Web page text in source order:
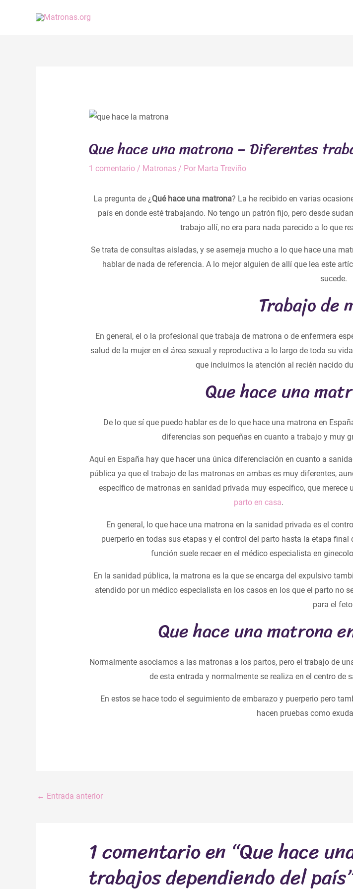
Que hace una matrona – Diferentes
1 comentario / Matronas/ Por Marta Treviño
La pregunta de ¿ Qué hace una matrona? La he recibido en varias
país en donde esté trabajando. No tengo un patrón fijo, pero desde
trabajo allí, no era para nada parecido a lo que
Se trata de consultas aisladas, y se asemeja mucho a lo que hace una
hablar de nada de referencia. A lo mejor alguien de allí que lea este
sucede.
Trabajo de
En general, el o la profesional que trabaja de matrona o de enfermera
salud de la mujer en el área sexual y reproductiva a lo largo de toda su
que incluimos la atención al recién nacido
Que hace una
De lo que sí que puedo hablar es de lo que hace una matrona en
diferencias son pequeñas en cuanto a trabajo y muy
Aquí en España hay que hacer una única diferenciación en cuanto a
pública ya que el trabajo de las matronas en ambas es muy diferentes,
específico de matronas en sanidad privada muy específico, que merece
parto en casa.
En general, lo que hace una matrona en la sanidad privada es el
puerperio en todas sus etapas y el control del parto hasta la etapa final
función suele recaer en el médico especialista en
En la sanidad pública, la matrona es la que se encarga del expulsivo
atendido por un médico especialista en los casos en los que el parto no
para el
Que hace una matrona
Normalmente asociamos a las matronas a los partos, pero el trabajo de
de esta entrada y normalmente se realiza en el centro de
En estos se hace todo el seguimiento de embarazo y puerperio pero
hacen pruebas como
← Entrada anterior
1 comentario en “Que hace
trabajos dependiendo del